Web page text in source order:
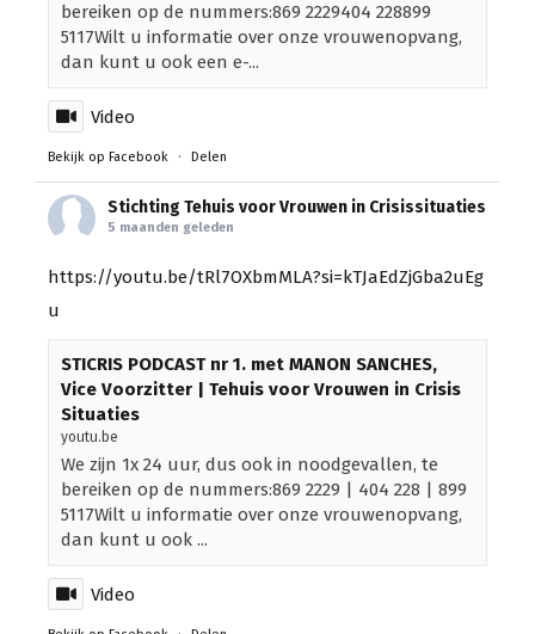
bereiken op de nummers:869 2229404 228899
5117Wilt u informatie over onze vrouwenopvang,
dan kunt u ook een e-...
Video
Bekijk op Facebook · Delen
Stichting Tehuis voor Vrouwen in Crisissituaties
5 maanden geleden
https://youtu.be/tRl7OXbmMLA?si=kTJaEdZjGba2uEg
u
STICRIS PODCAST nr 1. met MANON SANCHES,
Vice Voorzitter | Tehuis voor Vrouwen in Crisis
Situaties
youtu.be
We zijn 1x 24 uur, dus ook in noodgevallen, te
bereiken op de nummers:869 2229 | 404 228 | 899
5117Wilt u informatie over onze vrouwenopvang,
dan kunt u ook ...
Video